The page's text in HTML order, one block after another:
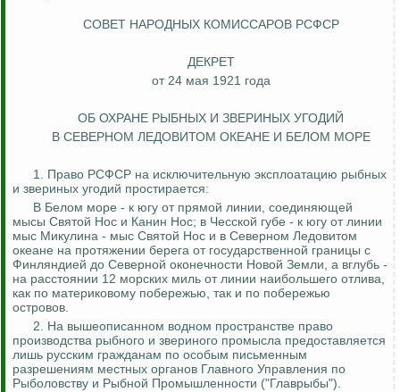
СОВЕТ НАРОДНЫХ КОМИССАРОВ РСФСР
ДЕКРЕТ
от 24 мая 1921 года
ОБ ОХРАНЕ РЫБНЫХ И ЗВЕРИНЫХ УГОДИЙ
В СЕВЕРНОМ ЛЕДОВИТОМ ОКЕАНЕ И БЕЛОМ МОРЕ
1. Право РСФСР на исключительную эксплоатацию рыбных
и звериных угодий простирается:
В Белом море - к югу от прямой линии, соединяющей
мысы Святой Нос и Канин Нос; в Чесской губе - к югу от линии
мыс Микулина - мыс Святой Нос и в Северном Ледовитом
океане на протяжении берега от государственной границы с
Финляндией до Северной оконечности Новой Земли, а вглубь -
на расстоянии 12 морских миль от линии наибольшего отлива,
как по материковому побережью, так и по побережью
островов.
2. На вышеописанном водном пространстве право
производства рыбного и звериного промысла предоставляется
лишь русским гражданам по особым письменным
разрешениям местных органов Главного Управления по
Рыболовству и Рыбной Промышленности ("Главрыбы").